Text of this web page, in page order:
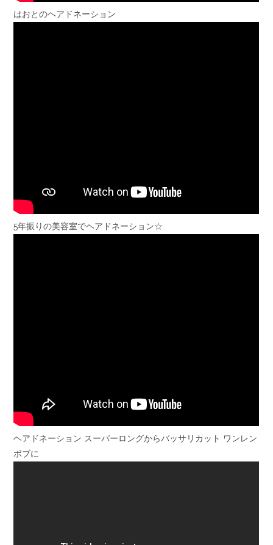
はおとのヘアドネーション
5年振りの美容室でヘアドネーション☆
ヘアドネーション スーパーロングからバッサリカット ワンレン
ボブに